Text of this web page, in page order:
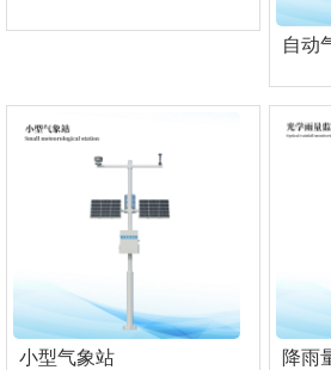
自动
小型气象站 降雨